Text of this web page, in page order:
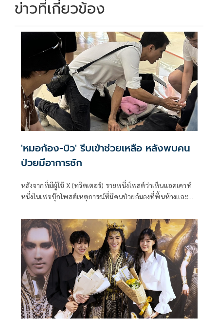
k k
ข่าวที่เกี่ยวข้อง
'หมอก้อง-บิว' รีบเข้าช่วยเหลือ หลังพบคน
ป่วยมีอาการชัก
หลังจากที่มีผู้ใช้ X (ทวิตเตอร์) รายหนึ่งโพสต์ว่าเห็นแอคเคาท์
หนึ่งในเฟซบุ๊กโพสต์เหตุการณ์ที่มีคนป่วยล้มลงที่พื้นห้างและมี
พุทธา ที่ทั้งคู่มีงาน FinStarMarket ในห้างดังกล่าวพอดี